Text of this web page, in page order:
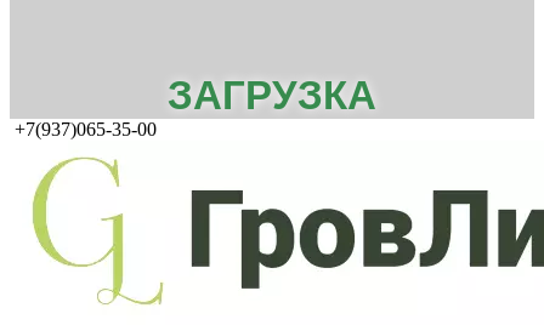
ЗАГРУЗКА
+7(937)065-35-00